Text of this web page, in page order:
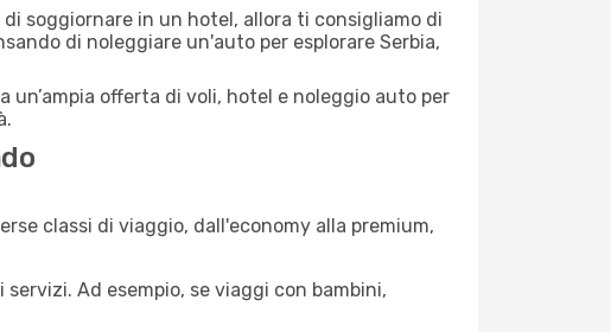
di soggiornare in un hotel, allora ti consigliamo di
di noleggiare un'auto per esplorare Serbia,
un’ampia offerta di voli, hotel e noleggio auto per
classi di viaggio, dall'economy alla premium,
Ad esempio, se viaggi con bambini,